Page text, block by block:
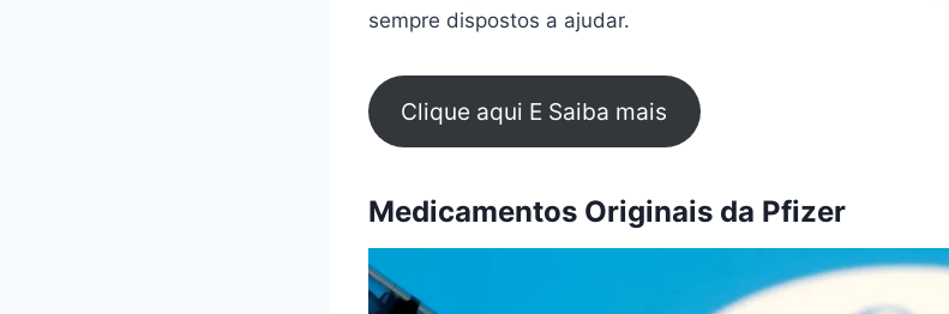
sempre dispostos a ajudar.
Clique aqui E Saiba mais
Medicamentos Originais da Pfizer